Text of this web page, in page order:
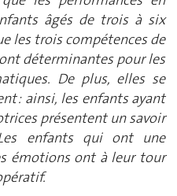
âgés de trois à six
les trois compétences de
déterminantes pour les
De plus, elles se
: ainsi, les enfants ayant
présentent un savoir
enfants qui ont une
émotions ont à leur tour